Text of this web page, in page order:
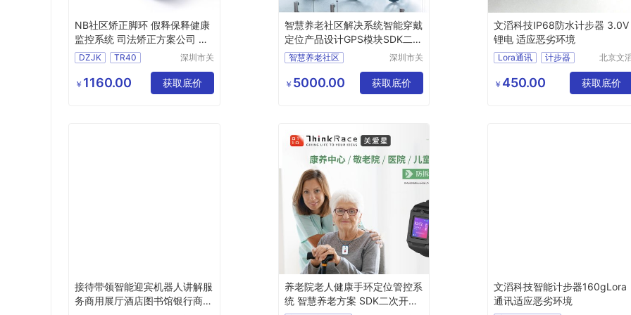
NB社区矫正脚环 假释保释健康
监控系统 司法矫正方案公司 DZ
JK-TR40
DZJK
TR40
假释保释健康监控系统
深圳市关
有限公司
￥ 1160.00 获取底价
智慧养老社区解决系统智能穿戴
定位产品设计GPS模块SDK二次
开发
智慧养老社区
智能定位产品
深圳市关
有限公司
￥ 5000.00 获取底价
文滔科技IP68防水计步器 3.0V
锂电 适应恶劣环境
Lora通讯 计步器
北京文
技有限公
司
￥ 450.00 获取底价
接待带领智能迎宾机器人讲解服
务商用展厅酒店图书馆银行商场
养老院老人健康手环定位管控系
统 智慧养老方案 SDK二次开发
文滔科技智能计步器160gLora
通讯适应恶劣环境